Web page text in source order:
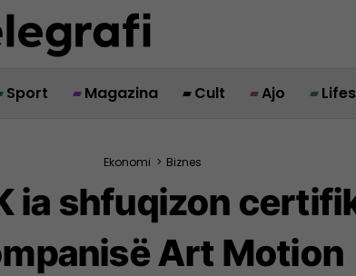
Sport Magazina Cult Ajo
Ekonomi > Biznes
ia shfuqizon
Art Motion